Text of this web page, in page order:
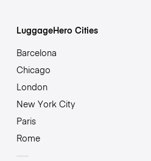
LuggageHero Cities
Barcelona
Chicago
London
New York City
Paris
Rome